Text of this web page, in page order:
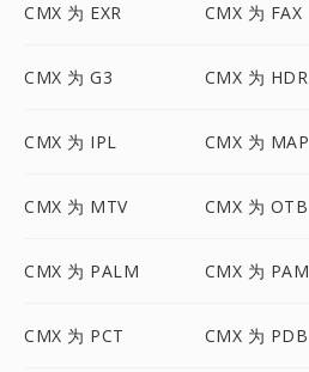
CMX 为 EXR CMX 为 FAX
CMX 为 G3 CMX 为 HDR
CMX 为 IPL CMX 为 MAP
CMX 为 MTV CMX 为 OTB
CMX 为 PALM CMX 为 PAM
CMX 为 PCT CMX 为 PDB